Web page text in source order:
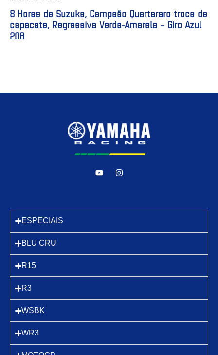
8 Horas de Suzuka, Campeão Quartararo troca de
capacete, Regressiva Verde-Amarela – Giro Azul
206
ESPECIAIS
BLU CRU
R15
R3
WSBK
WR3